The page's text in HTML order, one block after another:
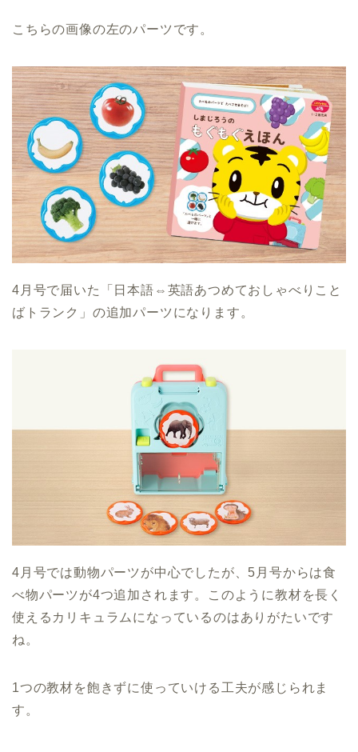
こちらの画像の左のパーツです。
4月号で届いた「日本語⇔英語あつめておしゃべりこと
ばトランク」の追加パーツになります。
4月号では動物パーツが中心でしたが、5月号からは食
べ物パーツが4つ追加されます。このように教材を長く
使えるカリキュラムになっているのはありがたいです
ね。
1つの教材を飽きずに使っていける工夫が感じられま
す。